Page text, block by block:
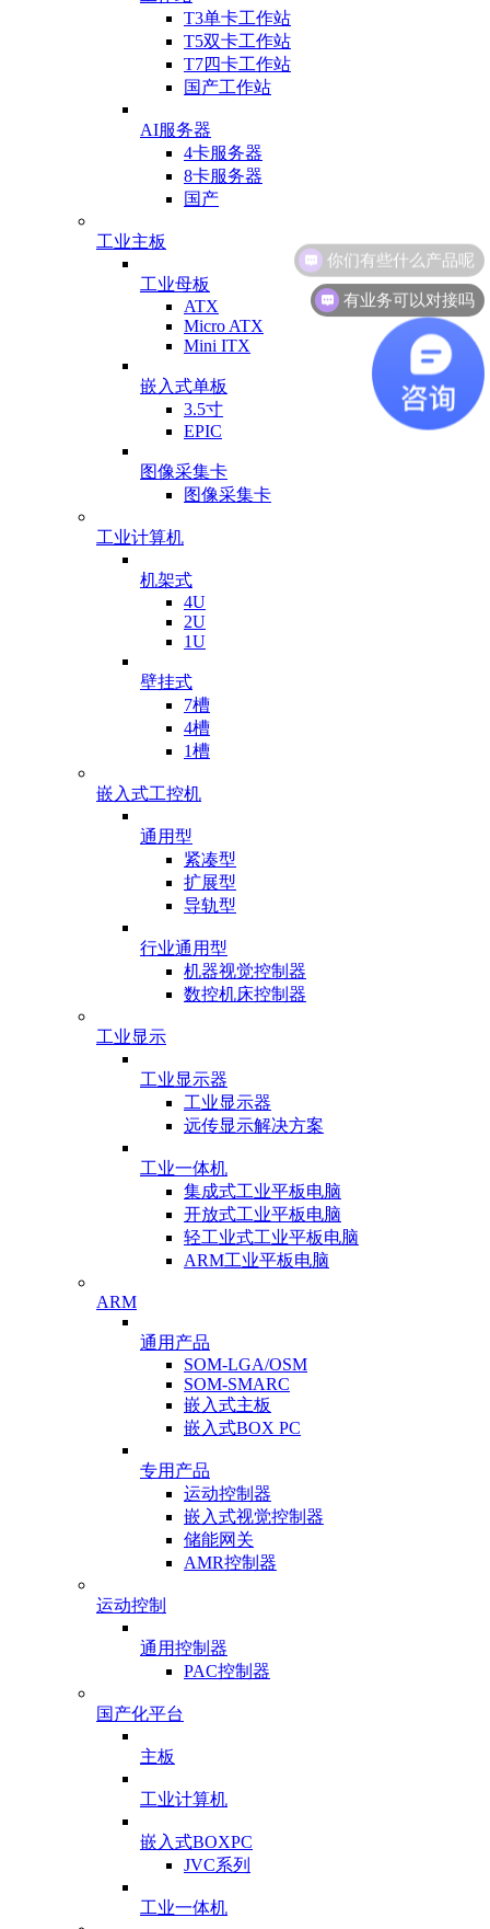
T3单卡工作站
T5双卡工作站
T7四卡工作站
国产工作站
AI服务器
4卡服务器
8卡服务器
国产
工业主板
工业母板
ATX
Micro ATX
Mini ITX
嵌入式单板
3.5寸
EPIC
图像采集卡
图像采集卡
工业计算机
机架式
4U
2U
1U
壁挂式
7槽
4槽
1槽
嵌入式工控机
通用型
紧凑型
扩展型
导轨型
行业通用型
机器视觉控制器
数控机床控制器
工业显示
工业显示器
工业显示器
远传显示解决方案
工业一体机
集成式工业平板电脑
开放式工业平板电脑
轻工业式工业平板电脑
ARM工业平板电脑
ARM
通用产品
SOM-LGA/OSM
SOM-SMARC
嵌入式主板
嵌入式BOX PC
专用产品
运动控制器
嵌入式视觉控制器
储能网关
AMR控制器
运动控制
通用控制器
PAC控制器
国产化平台
主板
工业计算机
嵌入式BOXPC
JVC系列
工业一体机
有业务可以对接吗